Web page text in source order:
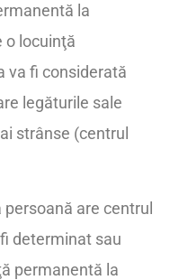
la
o locuinţă
va fi considerată
legăturile sale
strânse (centrul
are centrul
determinat sau
permanentă la